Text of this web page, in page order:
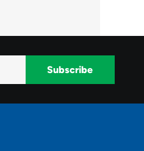
Subscribe